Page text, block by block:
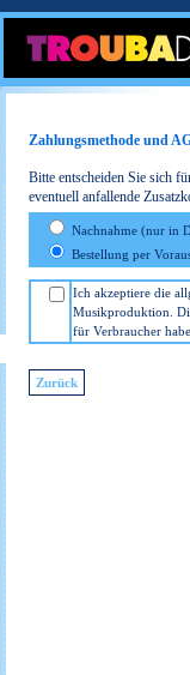
Zahlungsmethode und
Bitte entscheiden Sie sich
eventuell anfallende
Nachnahme (nur in
Bestellung per
Ich akzeptiere die
Musikproduktion.
für Verbraucher
Zurück